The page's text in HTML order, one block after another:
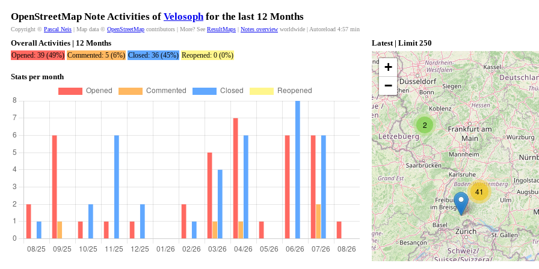
OpenStreetMap Note Activities of Velosophfor the last 12 Months
Copyright © Pascal Neis | Map data © OpenStreetMap contributors | More? See ResultMaps | Notes overview worldwide | Autoreload 4:56 min
Overall Activities | 12 Months
Opened: 39 (49%) Commented: 5 (6%) Closed: 36 (45%) Reopened: 0 (0%)
Stats per month
Latest | Limit 250
2
41
+
−